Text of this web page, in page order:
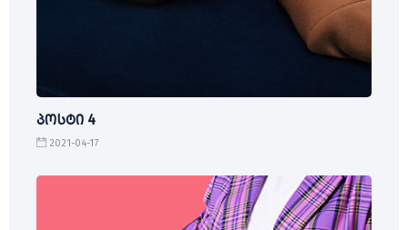
პოსტი 4
2021-04-17